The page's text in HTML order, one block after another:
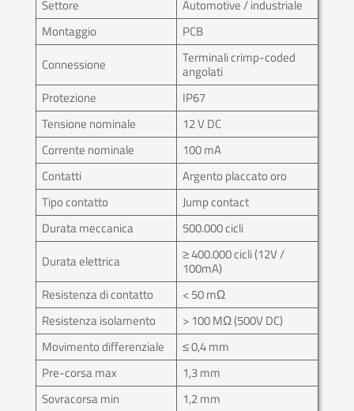
Settore
Automotive / industriale
Montaggio
PCB
Connessione
Terminali crimp-coded
angolati
Protezione
IP67
Tensione nominale
12 V DC
Corrente nominale
100 mA
Contatti
Argento placcato oro
Tipo contatto
Jump contact
Durata meccanica
500.000 cicli
Durata elettrica
≥ 400.000 cicli (12V /
100mA)
Resistenza di contatto
< 50 mΩ
Resistenza isolamento
> 100 MΩ (500V DC)
Movimento differenziale
≤ 0,4 mm
Pre-corsa max
1,3 mm
Sovracorsa min
1,2 mm